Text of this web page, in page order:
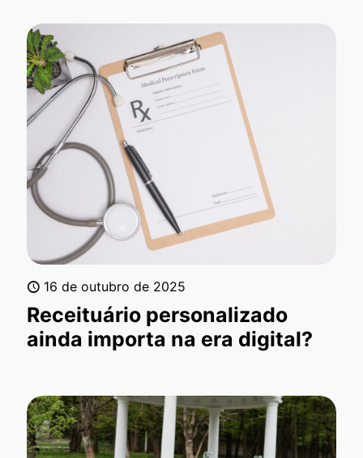
16 de outubro de 2025
Receituário personalizado
ainda importa na era digital?